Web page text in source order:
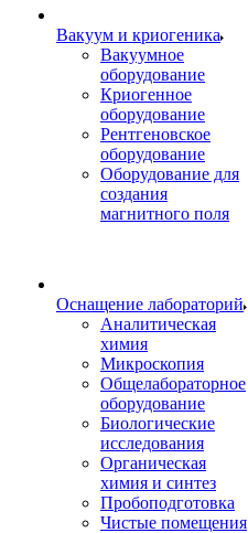
Вакуум и криогеника
Вакуумное
оборудование
Криогенное
оборудование
Рентгеновское
оборудование
Оборудование для
создания
магнитного поля
Оснащение лабораторий
Аналитическая
химия
Микроскопия
Общелабораторное
оборудование
Биологические
исследования
Органическая
химия и синтез
Пробоподготовка
Чистые помещения